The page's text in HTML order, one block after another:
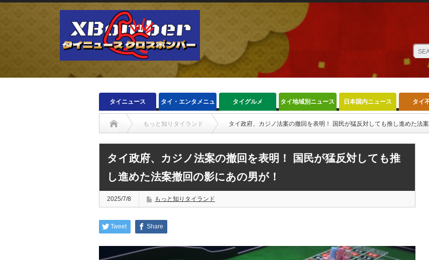
タイニュース タイ・エンタメニュ
ース
タイグルメ タイ地域別ニュース 日本国内ニュース タイ
もっと知りタイランド タイ政府、カジノ法案の撤回を表明！ 国民が猛反対しても推し進めた法
タイ政府、カジノ法案の撤回を表明！ 国民が猛反対しても推
し進めた法案撤回の影にあの男が！
2025/7/8 もっと知りタイランド
Tweet Share